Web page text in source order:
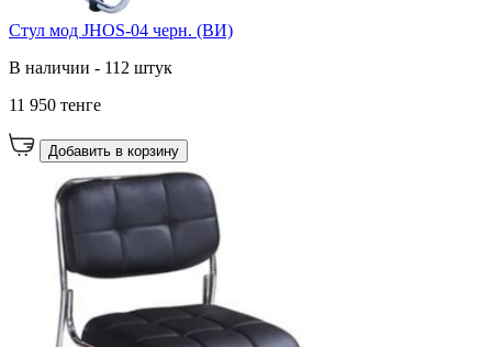
Стул мод JHOS-04 черн. (ВИ)
В наличии - 112 штук
11 950 тенге
Добавить в корзину